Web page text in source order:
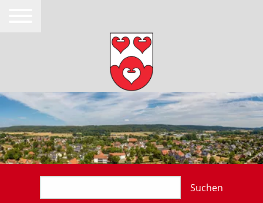
Suchen